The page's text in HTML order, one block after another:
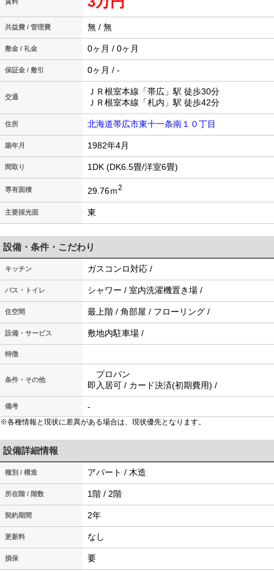
共益費 / 管理費 無 / 無
敷金 / 礼金 0ヶ月 / 0ヶ月
保証金 / 敷引 0ヶ月 / -
交通
ＪＲ根室本線「帯広」駅 徒歩30分
ＪＲ根室本線「札内」駅 徒歩42分
住所 北海道帯広市東十一条南１０丁目
築年月 1982年4月
間取り 1DK (DK6.5畳/洋室6畳)
専有面積 29.76ｍ2
主要採光面 東
設備・条件・こだわり
キッチン ガスコンロ対応 /
バス・トイレ シャワー / 室内洗濯機置き場 /
住空間 最上階 / 角部屋 / フローリング /
設備・サービス 敷地内駐車場 /
特徴
条件・その他
プロパン
即入居可 / カード決済(初期費用) /
備考 -
※各種情報と現状に差異がある場合は、現状優先となります。
設備詳細情報
種別 / 構造 アパート / 木造
所在階 / 階数 1階 / 2階
契約期間 2年
更新料 なし
損保 要